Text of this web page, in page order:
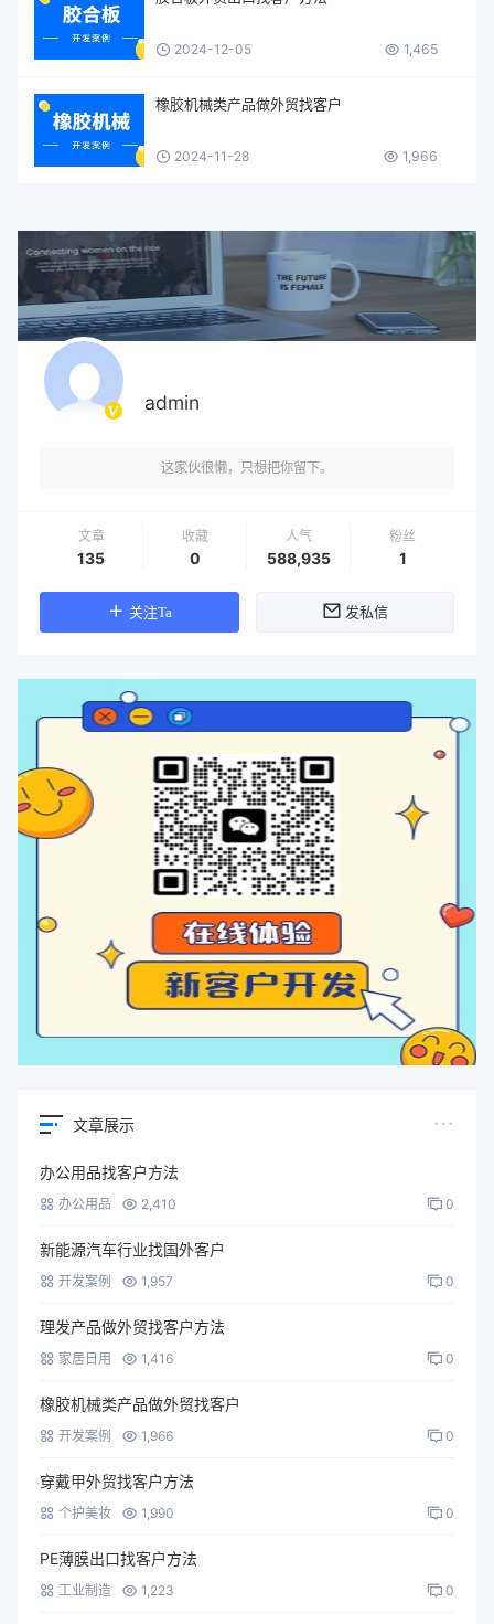
2024-12-05 1,465
橡胶机械类产品做外贸找客户
2024-11-28 1,966
admin
这家伙很懒，只想把你留下。
文章
135
收藏
0
人气
588,935
粉丝
1
关注Ta 发私信
文章展示
办公用品找客户方法
办公用品 2,410 0
新能源汽车行业找国外客户
开发案例 1,957 0
理发产品做外贸找客户方法
家居日用 1,416 0
橡胶机械类产品做外贸找客户
开发案例 1,966 0
穿戴甲外贸找客户方法
个护美妆 1,990 0
PE薄膜出口找客户方法
工业制造 1,223 0